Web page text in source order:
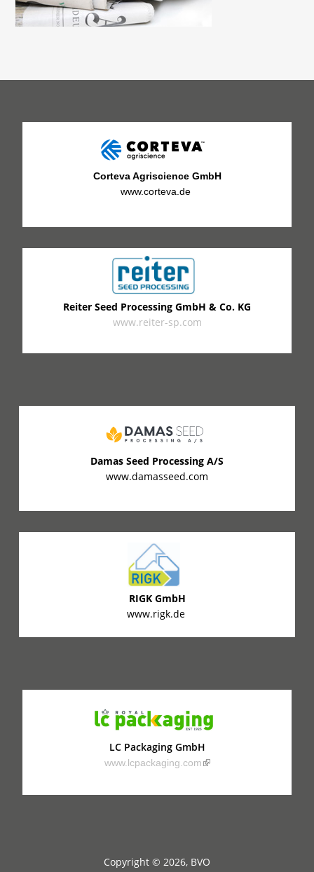
Corteva Agriscience GmbH
www.corteva.de
Reiter Seed Processing GmbH & Co. KG
www.reiter-sp.com
Damas Seed Processing A/S
www.damasseed.com
RIGK GmbH
www.rigk.de
LC Packaging GmbH
www.lcpackaging.com(link is external)
Copyright © 2026, BVO